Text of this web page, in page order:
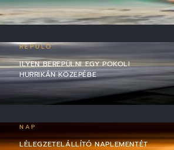
REPÜLŐ
ILYEN BEREPÜLNI EGY POKOLI
HURRIKÁN KÖZEPÉBE
NAP
LÉLEGZETELÁLLÍTÓ NAPLEMENTÉT